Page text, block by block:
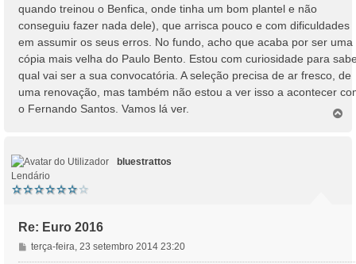
quando treinou o Benfica, onde tinha um bom plantel e não
conseguiu fazer nada dele), que arrisca pouco e com dificuldades
em assumir os seus erros. No fundo, acho que acaba por ser uma
cópia mais velha do Paulo Bento. Estou com curiosidade para
qual vai ser a sua convocatória. A seleção precisa de ar fresco, de
uma renovação, mas também não estou a ver isso a acontecer
o Fernando Santos. Vamos lá ver.
bluestrattos
Lendário
Re: Euro 2016
M
e
terça-feira, 23 setembro 2014 23:20